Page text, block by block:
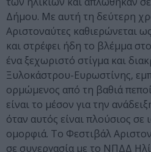
Δήμου. Με αυτή τη δεύτερη
Αριστοναύτες καθιερώνεται
και στρέφει ήδη το βλέμμα
ένα ξεχωριστό στίγμα και
Ξυλοκάστρου-Ευρωστίνης,
ορμώμενος από τη βαθιά
είναι το μέσον για την
όταν αυτός είναι πλούσιος σε
ομορφιά. Το Φεστιβάλ
σε συνεργασία με το ΝΠΔΔ